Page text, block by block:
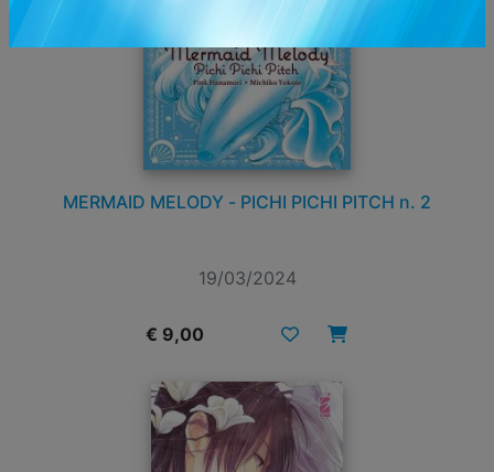
MERMAID MELODY - PICHI PICHI PITCH n. 2
19/03/2024
€ 9,00